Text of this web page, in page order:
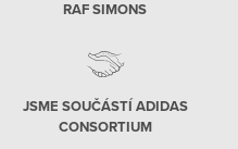
RAF SIMONS
JSME SOUČÁSTÍ ADIDAS
CONSORTIUM